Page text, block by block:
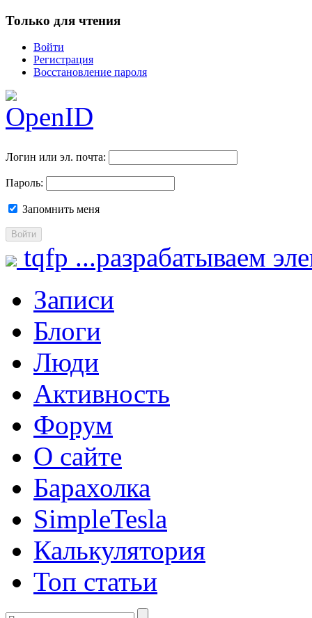
Только для чтения
Войти
Регистрация
Восстановление пароля
Логин или эл. почта:
Пароль:
Запомнить меня
Войти
tqfp ...разрабатываем
Записи
Блоги
Люди
Активность
Форум
О сайте
Барахолка
SimpleTesla
Калькулятория
Топ статьи